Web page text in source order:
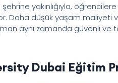
yakınlığıyla,
Daha düşük yaşam maliyeti
aynı zamanda güvenli ve
Dubai Eğitim